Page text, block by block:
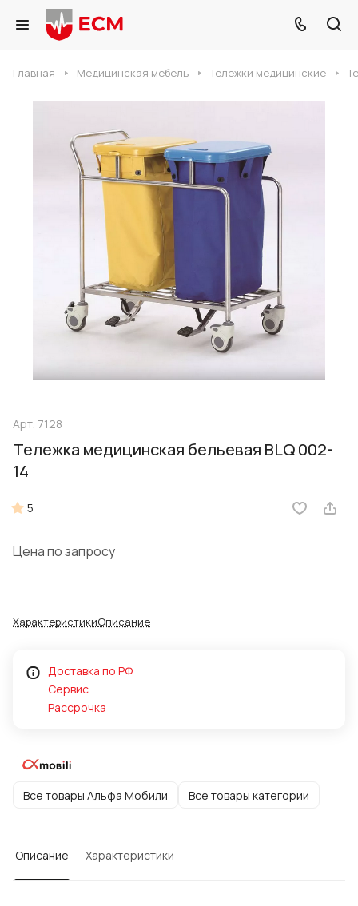
Главная Медицинская мебель Тележки медицинские
Арт. 7128
Тележка медицинская бельевая BLQ 002-
14
5
Цена по запросу
ХарактеристикиОписание
Доставка по РФ
Сервис
Рассрочка
Все товары Альфа Мобили Все товары категории
Описание Характеристики